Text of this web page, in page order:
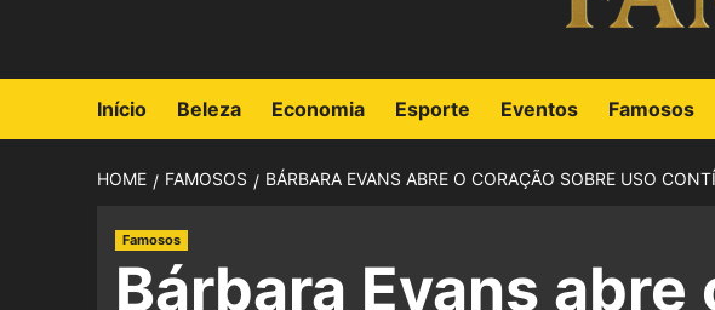
Início Beleza Economia Esporte Eventos Famosos
HOME FAMOSOS BÁRBARA EVANS ABRE O CORAÇÃO SOBRE USO
Famosos
Bárbara Evans abre